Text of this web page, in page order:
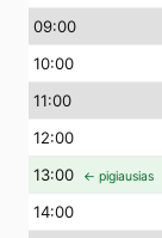
09:00
10:00
11:00
12:00
13:00 ← pigiausias
14:00